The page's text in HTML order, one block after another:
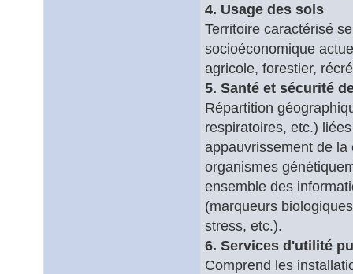
4. Usage des sols
Territoire caractérisé
socioéconomique
agricole, forestier,
5. Santé et sécurité
Répartition
respiratoires, etc.)
appauvrissement de
organismes
ensemble des
(marqueurs
stress, etc.).
6. Services d'utilité
Comprend les